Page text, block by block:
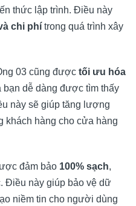
thức lập trình. Điều này
chi phí trong quá trình xây
03 cũng được tối ưu hóa
bạn dễ dàng được tìm thấy
này sẽ giúp tăng lượng
khách hàng cho cửa hàng
đảm bảo 100% sạch,
Điều này giúp bảo vệ dữ
niềm tin cho người dùng